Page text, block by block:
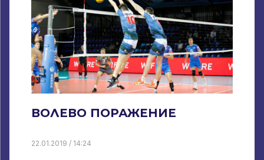
ВОЛЕВО ПОРАЖЕНИЕ
22.01.2019 / 14:24